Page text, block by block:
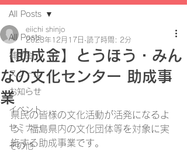
All Posts
補助金
スクール
お知らせ
イベント
セミナー
その他
All Posts
【助成金】とうほう・みん
なの文化センター 助成事
業
eiichi shinjo
2023年12月17日 読了時間: 2分
県民の皆様の文化活動が活発になるよ
う、福島県内の文化団体等を対象に実
施する助成事業です。